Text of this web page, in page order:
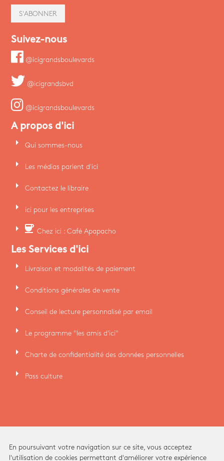
S'ABONNER
Suivez-nous
@icigrandsboulevards
@icigrandsbvd
@icigrandsboulevards
A propos d'ici
arrow_right Qui sommes-nous
arrow_right Les médias parlent d'ici
arrow_right Contactez le libraire
arrow_right ici pour les entreprises
arrow_right coffee Chez ici : Café Apapacho
Les Services d'ici
arrow_right Livraison et modalités de paiement
arrow_right Conditions générales de vente
arrow_right Conseil de lecture personnalisé par email
arrow_right Le programme "les amis d'ici"
arrow_right Charte de confidentialité des données personnelles
arrow_right Pass culture
En poursuivant votre navigation sur ce site, vous acceptez
l'utilisation de cookies permettant d'améliorer votre expérience